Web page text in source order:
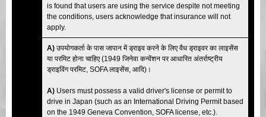
is found that users are using the service despite not meeting
the conditions, users acknowledge that insurance will not
apply.
A) उपयोगकर्ता के पास जापान में ड्राइव करने के लिए वैध ड्राइवर का लाइसेंस
या परमिट होना चाहिए (1949 जिनेवा कन्वेंशन पर आधारित अंतर्राष्ट्रीय
ड्राइविंग परमिट, SOFA लाइसेंस, आदि)।
A) Users must possess a valid driver's license or permit to
drive in Japan (such as an International Driving Permit based
on the 1949 Geneva Convention, SOFA license, etc.).